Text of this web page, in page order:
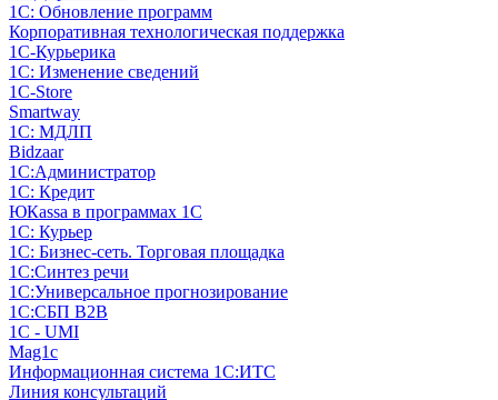
1С: Обновление программ
Корпоративная технологическая поддержка
1С-Курьерика
1С: Изменение сведений
1C-Store
Smartway
1С: МДЛП
Bidzaar
1С:Администратор
1С: Кредит
ЮКаssа в программах 1С
1С: Курьер
1С: Бизнес-сеть. Торговая площадка
1С:Синтез речи
1С:Универсальное прогнозирование
1С:СБП B2B
1C - UMI
Mag1c
Информационная система 1С:ИТС
Линия консультаций